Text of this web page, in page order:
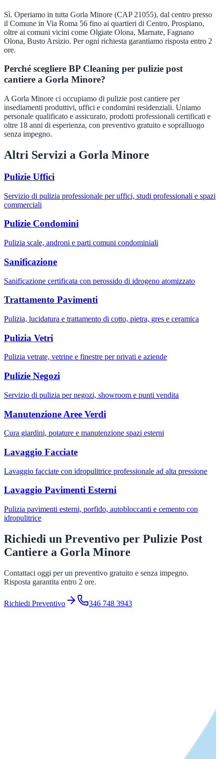
Sì. Operiamo in tutta Gorla Minore (CAP 21055), dal centro presso
il Comune in Via Roma 56 fino ai quartieri di Centro, Prospiano,
oltre ai comuni vicini come Olgiate Olona, Marnate, Fagnano
Olona, Busto Arsizio. Per ogni richiesta garantiamo risposta entro 2
ore.
Perché scegliere BP Cleaning per pulizie post
cantiere a Gorla Minore?
A Gorla Minore ci occupiamo di pulizie post cantiere per
insediamenti produttivi, uffici e condomini residenziali. Uniamo
personale qualificato e assicurato, prodotti professionali certificati e
oltre 18 anni di esperienza, con preventivo gratuito e sopralluogo
senza impegno.
Altri Servizi a Gorla Minore
Pulizie Uffici
Servizio di pulizia professionale per uffici, studi professionali e spazi
commerciali
Pulizie Condomini
Pulizia scale, androni e parti comuni condominiali
Sanificazione
Sanificazione certificata con perossido di idrogeno atomizzato
Trattamento Pavimenti
Pulizia, lucidatura e trattamento di cotto, pietra, gres e ceramica
Pulizia Vetri
Pulizia vetrate, vetrine e finestre per privati e aziende
Pulizie Negozi
Servizio di pulizia per negozi, showroom e punti vendita
Manutenzione Aree Verdi
Cura giardini, potature e manutenzione spazi esterni
Lavaggio Facciate
Lavaggio facciate con idropulitrice professionale ad alta pressione
Lavaggio Pavimenti Esterni
Pulizia pavimenti esterni, porfido, autobloccanti e cemento con
idropulitrice
Richiedi un Preventivo per Pulizie Post
Cantiere a Gorla Minore
Contattaci oggi per un preventivo gratuito e senza impegno.
Risposta garantita entro 2 ore.
Richiedi Preventivo 346 748 3943